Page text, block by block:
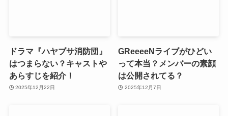
ドラマ『ハヤブサ消防団』
はつまらない？キャストや
あらすじを紹介！
2025年12月22日
GReeeeNライブがひどい
って本当？メンバーの素顔
は公開されてる？
2025年12月7日